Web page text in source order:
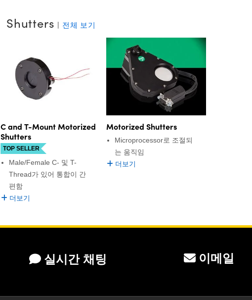
Shutters | 전체 보기
C and T-Mount Motorized
Shutters
TOP SELLER
Male/Female C- 및 T-
Thread가 있어 통합이 간
편함
더보기
Motorized Shutters
Microprocessor로 조절되
는 움직임
더보기
실시간 채팅 이메일